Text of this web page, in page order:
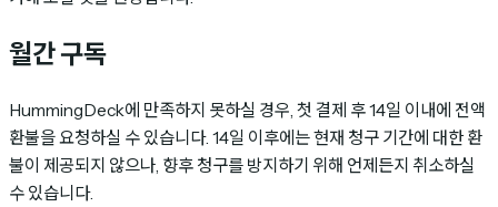
월간 구독
HummingDeck에 만족하지 못하실 경우, 첫 결제 후 14일 이내에 전액
환불을 요청하실 수 있습니다. 14일 이후에는 현재 청구 기간에 대한 환
불이 제공되지 않으나, 향후 청구를 방지하기 위해 언제든지 취소하실
수 있습니다.